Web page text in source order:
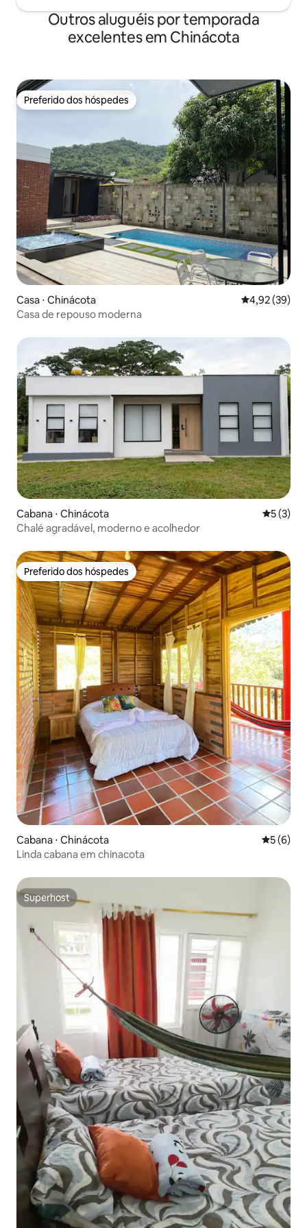
Outros aluguéis por temporada
excelentes em Chinácota
Preferido dos hóspedes
Preferido dos hóspedes
Casa ⋅ Chinácota 4,92 de uma
4,92 (39)
Casa de repouso moderna
Cabana ⋅ Chinácota 5 de
5 (3)
Chalé agradável, moderno e acolhedor
Preferido dos hóspedes
Preferido dos hóspedes
Cabana ⋅ Chinácota 5 de
5 (6)
Linda cabana em chinacota
Superhost
Superhost